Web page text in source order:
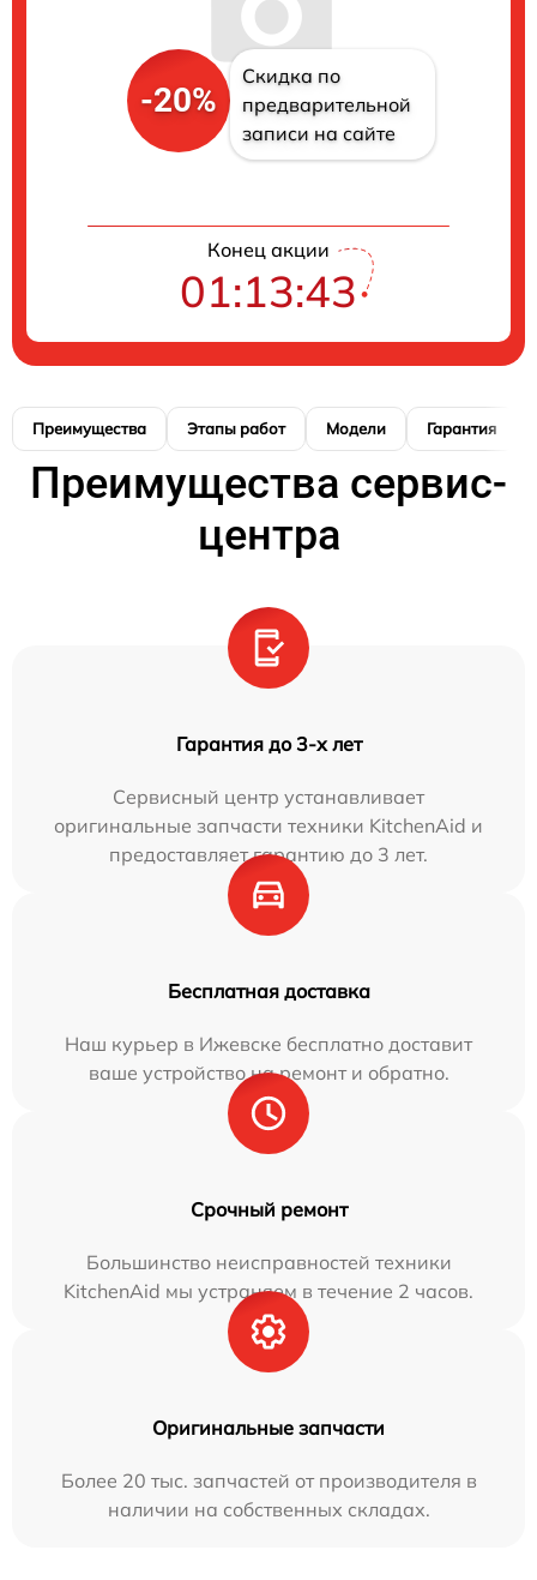
-20%
Скидка по
предварительной
записи на сайте
Конец акции
01:13:42
Преимущества Этапы работ Модели Гарантия
Преимущества сервис-
центра
Гарантия до 3-х лет
Сервисный центр устанавливает
оригинальные запчасти техники KitchenAid и
предоставляет гарантию до 3 лет.
Бесплатная доставка
Наш курьер в Ижевске бесплатно доставит
ваше устройство на ремонт и обратно.
Срочный ремонт
Большинство неисправностей техники
KitchenAid мы устраняем в течение 2 часов.
Оригинальные запчасти
Более 20 тыс. запчастей от производителя в
наличии на собственных складах.